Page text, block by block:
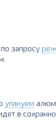
запросу
упакуем
в